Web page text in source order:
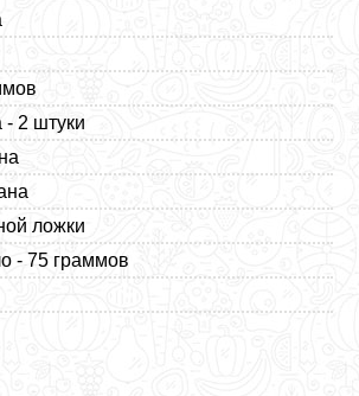
- 2 штуки
ложки
- 75 граммов